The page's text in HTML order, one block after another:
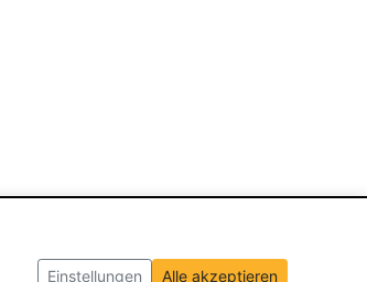
Einstellungen Alle akzeptieren